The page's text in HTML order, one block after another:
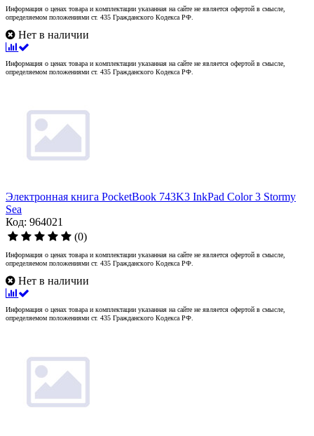
Информация о ценах товара и комплектации указанная на сайте не является офертой в смысле,
определяемом положениями ст. 435 Гражданского Кодекса РФ.
Нет в наличии
Информация о ценах товара и комплектации указанная на сайте не является офертой в смысле,
определяемом положениями ст. 435 Гражданского Кодекса РФ.
Электронная книга PocketBook 743K3 InkPad Color 3 Stormy
Sea
Код: 964021
(0)
Информация о ценах товара и комплектации указанная на сайте не является офертой в смысле,
определяемом положениями ст. 435 Гражданского Кодекса РФ.
Нет в наличии
Информация о ценах товара и комплектации указанная на сайте не является офертой в смысле,
определяемом положениями ст. 435 Гражданского Кодекса РФ.